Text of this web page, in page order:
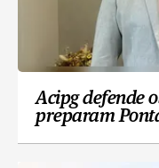
Acipg defende
preparam